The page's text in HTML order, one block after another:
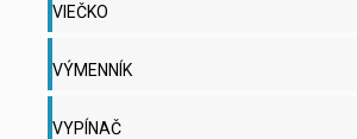
VIEČKO
VÝMENNÍK
VYPÍNAČ